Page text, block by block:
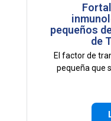
pequeños
de
El factor de
pequeña que